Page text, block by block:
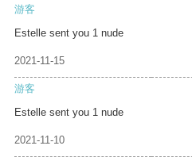
游客
Estelle sent you 1 nude
2021-11-15
游客
Estelle sent you 1 nude
2021-11-10